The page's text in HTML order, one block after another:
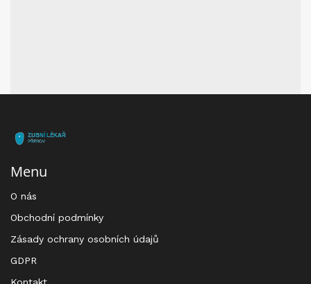
Menu
O nás
Obchodní podmínky
Zásady ochrany osobních údajů
GDPR
Kontakt